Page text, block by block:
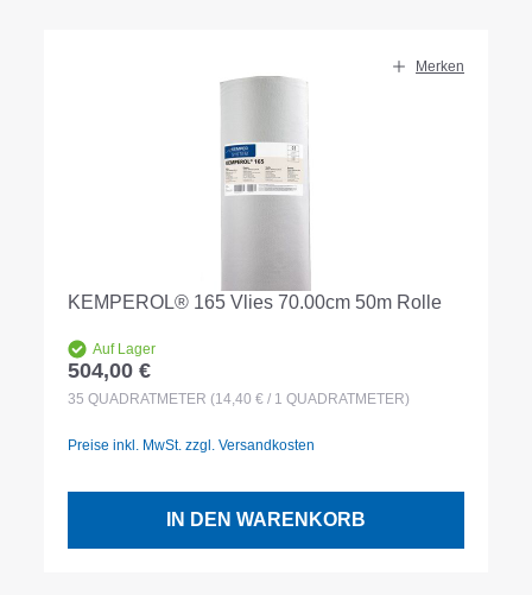
Merken
KEMPEROL® 165 Vlies 70.00cm 50m Rolle
Auf Lager
Regulärer Preis:
504,00 €
35 QUADRATMETER (14,40 € / 1 QUADRATMETER)
Preise inkl. MwSt. zzgl. Versandkosten
IN DEN WARENKORB